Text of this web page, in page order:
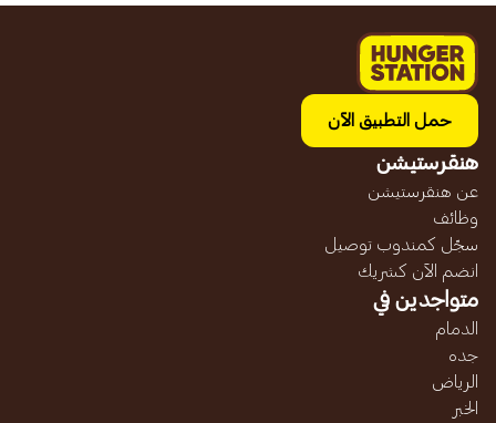
حمل التطبيق الآن
هنقرستيشن
عن هنقرستيشن
وظائف
سجّل كمندوب توصيل
انضم الآن كشريك
متواجدين في
الدمام
جده
الرياض
الخبر